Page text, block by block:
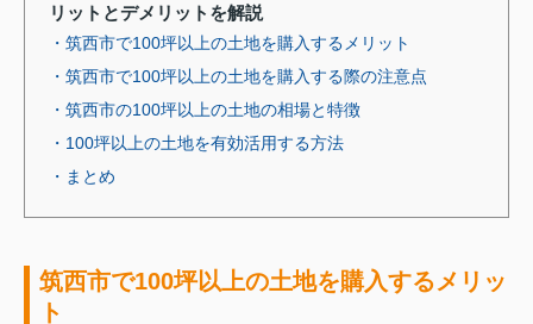
リットとデメリットを解説
・筑西市で100坪以上の土地を購入するメリット
・筑西市で100坪以上の土地を購入する際の注意点
・筑西市の100坪以上の土地の相場と特徴
・100坪以上の土地を有効活用する方法
・まとめ
筑西市で100坪以上の土地を購入するメリッ
ト